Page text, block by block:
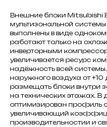
Внешние блоки Mitsubishi
мультизональной
выполнены в виде
работают только на
инверторными
увеличивается ресурс
надёжность всей
наружного воздуха от +10
размещать блоки внутри
на технических этажах. В
оптимизирован профиль
увеличивающий
производительностии и